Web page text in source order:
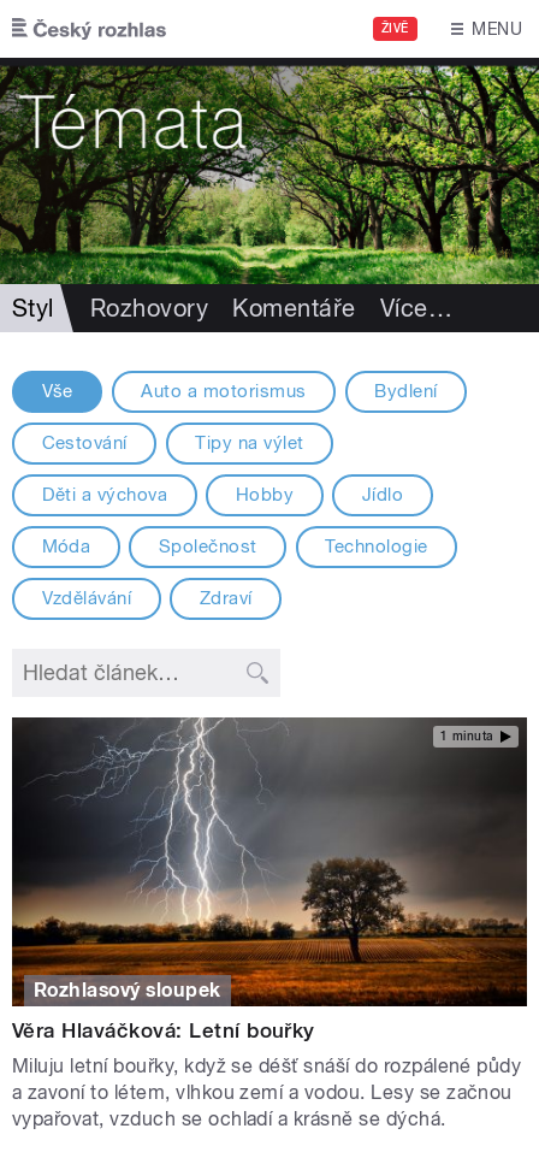
Přejít k hlavnímu obsahu
ŽIVĚ MENU
Styl Rozhovory Komentáře Více…
Vše Auto a motorismus Bydlení
Cestování Tipy na výlet
Děti a výchova Hobby Jídlo
Móda Společnost Technologie
Vzdělávání Zdraví
1 minuta
Rozhlasový sloupek
Věra Hlaváčková: Letní bouřky
Miluju letní bouřky, když se déšť snáší do rozpálené půdy
a zavoní to létem, vlhkou zemí a vodou. Lesy se začnou
vypařovat, vzduch se ochladí a krásně se dýchá.